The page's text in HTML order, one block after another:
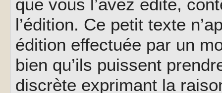
que vous l’avez édité,
l’édition. Ce petit texte
édition effectuée par un
bien qu’ils puissent
discrète exprimant la